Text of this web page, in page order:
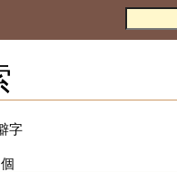
字